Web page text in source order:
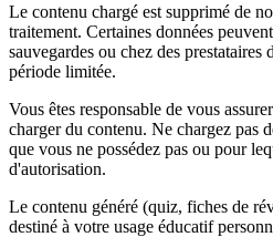
Le contenu chargé est supprimé de
traitement. Certaines données
sauvegardes ou chez des prestataires
période limitée.
Vous êtes responsable de vous
charger du contenu. Ne chargez pas
que vous ne possédez pas ou pour
d'autorisation.
Le contenu généré (quiz, fiches de
destiné à votre usage éducatif